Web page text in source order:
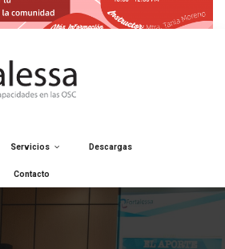
Servicios Descargas
Contacto